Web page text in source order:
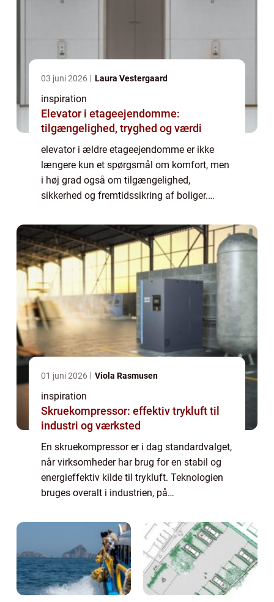
03 juni 2026 Laura Vestergaard
inspiration
Elevator i etageejendomme:
tilgængelighed, tryghed og værdi
elevator i ældre etageejendomme er ikke
længere kun et spørgsmål om komfort, men
i høj grad også om tilgængelighed,
sikkerhed og fremtidssikring af boliger.
u...
01 juni 2026 Viola Rasmusen
inspiration
Skruekompressor: effektiv trykluft til
industri og værksted
En skruekompressor er i dag standardvalget,
når virksomheder har brug for en stabil og
energieffektiv kilde til trykluft. Teknologien
bruges overalt i industrien, på
maskiner, værktø...